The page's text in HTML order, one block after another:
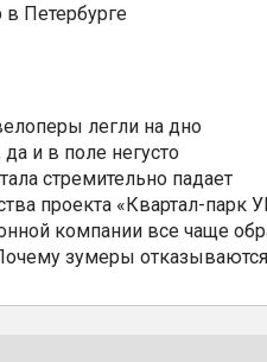
Петербурге
легли на дно
и в поле негусто
стремительно падает
проекта «Квартал-парк
компании все чаще
зумеры